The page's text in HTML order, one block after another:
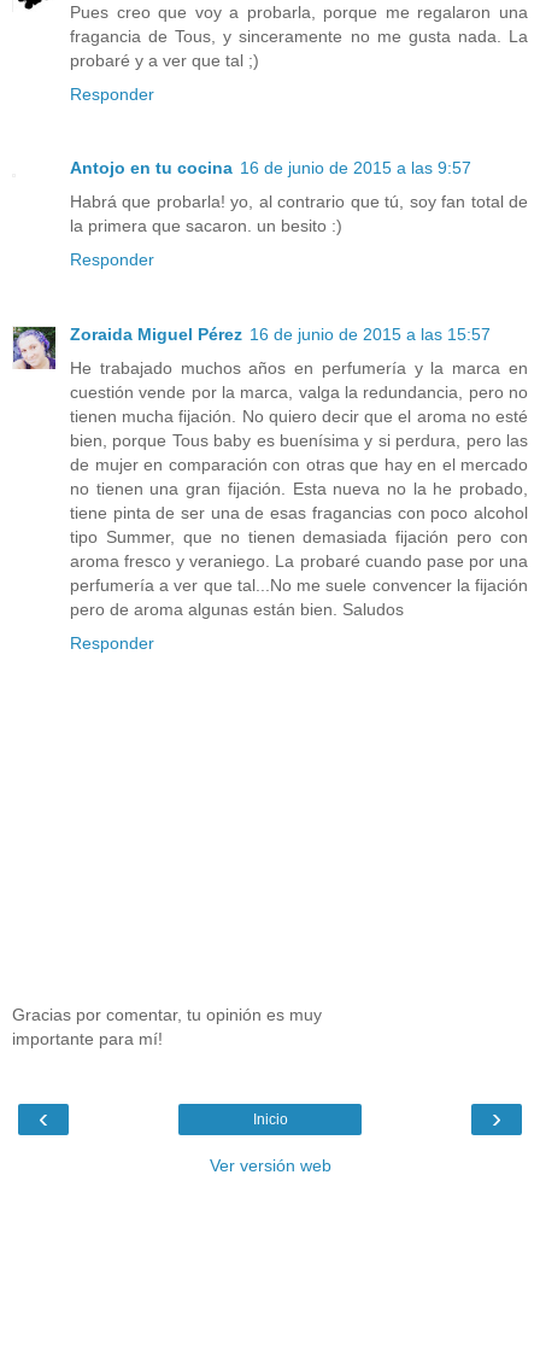
Pues creo que voy a probarla, porque me regalaron una
fragancia de Tous, y sinceramente no me gusta nada. La
probaré y a ver que tal ;)
Responder
Antojo en tu cocina 16 de junio de 2015 a las 9:57
Habrá que probarla! yo, al contrario que tú, soy fan total de
la primera que sacaron. un besito :)
Responder
Zoraida Miguel Pérez 16 de junio de 2015 a las 15:57
He trabajado muchos años en perfumería y la marca en
cuestión vende por la marca, valga la redundancia, pero no
tienen mucha fijación. No quiero decir que el aroma no esté
bien, porque Tous baby es buenísima y si perdura, pero las
de mujer en comparación con otras que hay en el mercado
no tienen una gran fijación. Esta nueva no la he probado,
tiene pinta de ser una de esas fragancias con poco alcohol
tipo Summer, que no tienen demasiada fijación pero con
aroma fresco y veraniego. La probaré cuando pase por una
perfumería a ver que tal...No me suele convencer la fijación
pero de aroma algunas están bien. Saludos
Responder
Gracias por comentar, tu opinión es muy
importante para mí!
‹ ›
Inicio
Ver versión web